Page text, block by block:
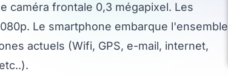
caméra frontale 0,3 mégapixel. Les
Le smartphone embarque l'ensemble
actuels (Wifi, GPS, e-mail, internet,